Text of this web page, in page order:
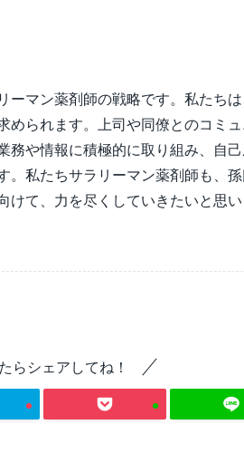
マン薬剤師の戦略です。私たち
られます。上司や同僚とのコミ
務や情報に積極的に取り組み、自
私たちサラリーマン薬剤師も、
けて、力を尽くしていきたいと思
らシェアしてね！